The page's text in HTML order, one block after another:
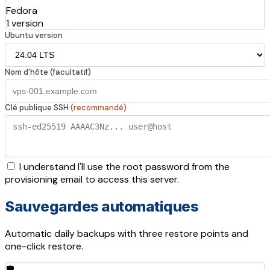
Fedora
1 version
Ubuntu version
Nom d'hôte (facultatif)
Clé publique SSH (recommandé)
I understand I'll use the root password from the
provisioning email to access this server.
Sauvegardes automatiques
Automatic daily backups with three restore points and
one-click restore.